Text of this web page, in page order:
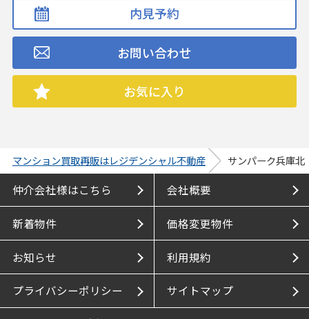
内見予約
お問い合わせ
お気に入り
マンション買取再販はレジデンシャル不動産 サンパーク兵庫北
仲介会社様はこちら 会社概要
新着物件 価格変更物件
お知らせ 利用規約
プライバシーポリシー サイトマップ